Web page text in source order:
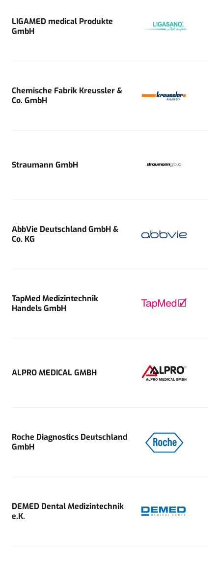
LIGAMED medical Produkte
GmbH
Chemische Fabrik Kreussler &
Co. GmbH
Straumann GmbH
AbbVie Deutschland GmbH &
Co. KG
TapMed Medizintechnik
Handels GmbH
ALPRO MEDICAL GMBH
Roche Diagnostics Deutschland
GmbH
DEMED Dental Medizintechnik
e.K.